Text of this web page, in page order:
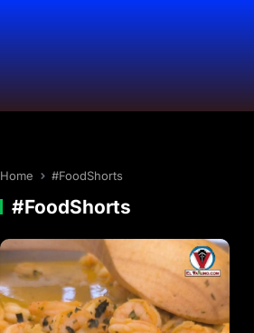
Home #FoodShorts
#FoodShorts